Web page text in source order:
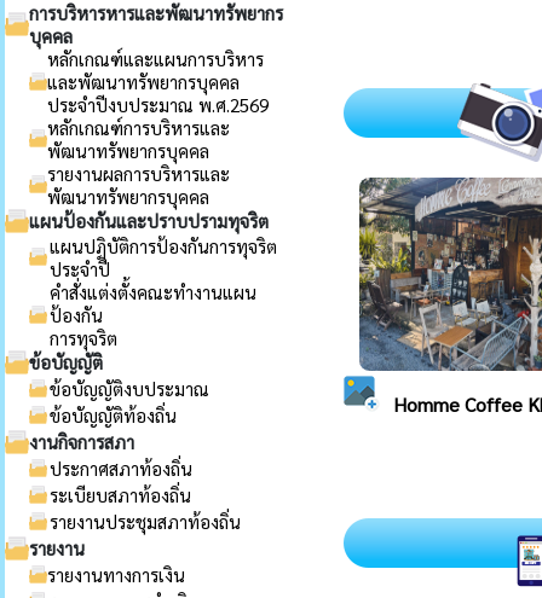
การบริหารหารและพัฒนาทรัพยากร
บุคคล
หลักเกณฑ์และแผนการบริหาร
และพัฒนาทรัพยากรบุคคล
ประจำปีงบประมาณ พ.ศ.2569
หลักเกณฑ์การบริหารและ
พัฒนาทรัพยากรบุคคล
รายงานผลการบริหารและ
พัฒนาทรัพยากรบุคคล
แผนป้องกันและปราบปรามทุจริต
แผนปฏิบัติการป้องกันการทุจริต
ประจำปี
คำสั่งแต่งตั้งคณะทำงานแผน
ป้องกัน
การทุจริต
ข้อบัญญัติ
ข้อบัญญัติงบประมาณ
ข้อบัญญัติท้องถิ่น
งานกิจการสภา
ประกาศสภาท้องถิ่น
ระเบียบสภาท้องถิ่น
รายงานประชุมสภาท้องถิ่น
รายงาน
รายงานทางการเงิน